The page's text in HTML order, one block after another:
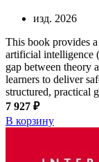
изд. 2026
This book provides
artificial intelligence
gap between theory
learners to deliver
structured, practical
7 927 ₽
В корзину